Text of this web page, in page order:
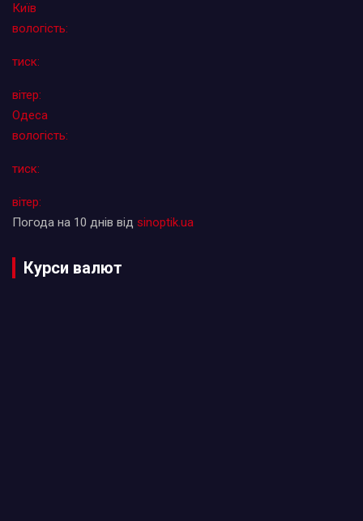
Київ
вологість:
тиск:
вітер:
Одеса
вологість:
тиск:
вітер:
Погода на 10 днів від sinoptik.ua
Курси валют